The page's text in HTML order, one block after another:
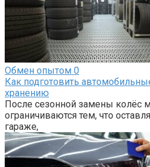
Обмен опытом 0
Как подготовить
хранению
После сезонной замены колёс
ограничиваются тем, что
гараже,